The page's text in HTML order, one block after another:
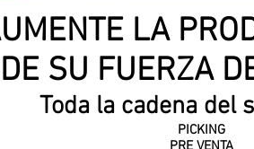
LA
DE SU FUERZA
Toda la cadena del
PICKING